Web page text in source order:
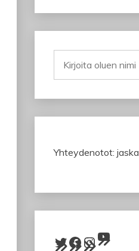
Yhteydenotot:
Twitter Facebook InstagramYouTube